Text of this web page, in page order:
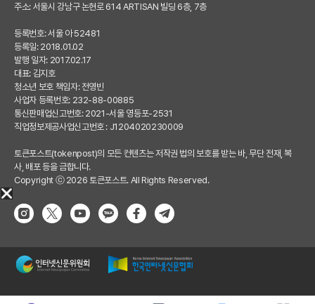
주소: 서울시 강남구 논현로 614 ARTISAN 빌딩 6층, 7층
등록번호: 서울 아 52481
등록일: 2018.01.02
발행 일자: 2017.02.17
대표: 김지호
청소년 보호 책임자: 전영빈
사업자 등록번호: 232-88-00885
통신판매업신고번호: 2021-서울 영등포-2531
직업정보제공사업신고번호 : J1204020230009
토큰포스트(tokenpost)의 모든 컨텐츠는 저작권 법의 보호를 받는 바, 무단 전재, 복
사, 배포 등을 금합니다.
Copyright ⓒ 2026 토큰포스트. All Rights Reserved.